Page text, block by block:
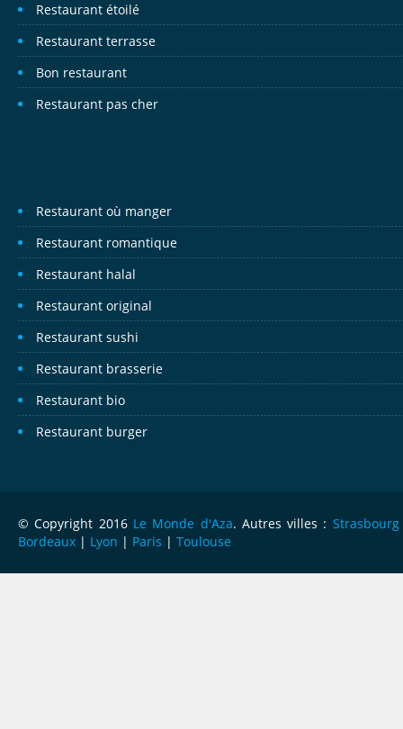
Restaurant étoilé
Restaurant terrasse
Bon restaurant
Restaurant pas cher
Restaurant où manger
Restaurant romantique
Restaurant halal
Restaurant original
Restaurant sushi
Restaurant brasserie
Restaurant bio
Restaurant burger
© Copyright 2016 Le Monde d'Aza. Autres villes : Strasbourg
Bordeaux | Lyon | Paris | Toulouse